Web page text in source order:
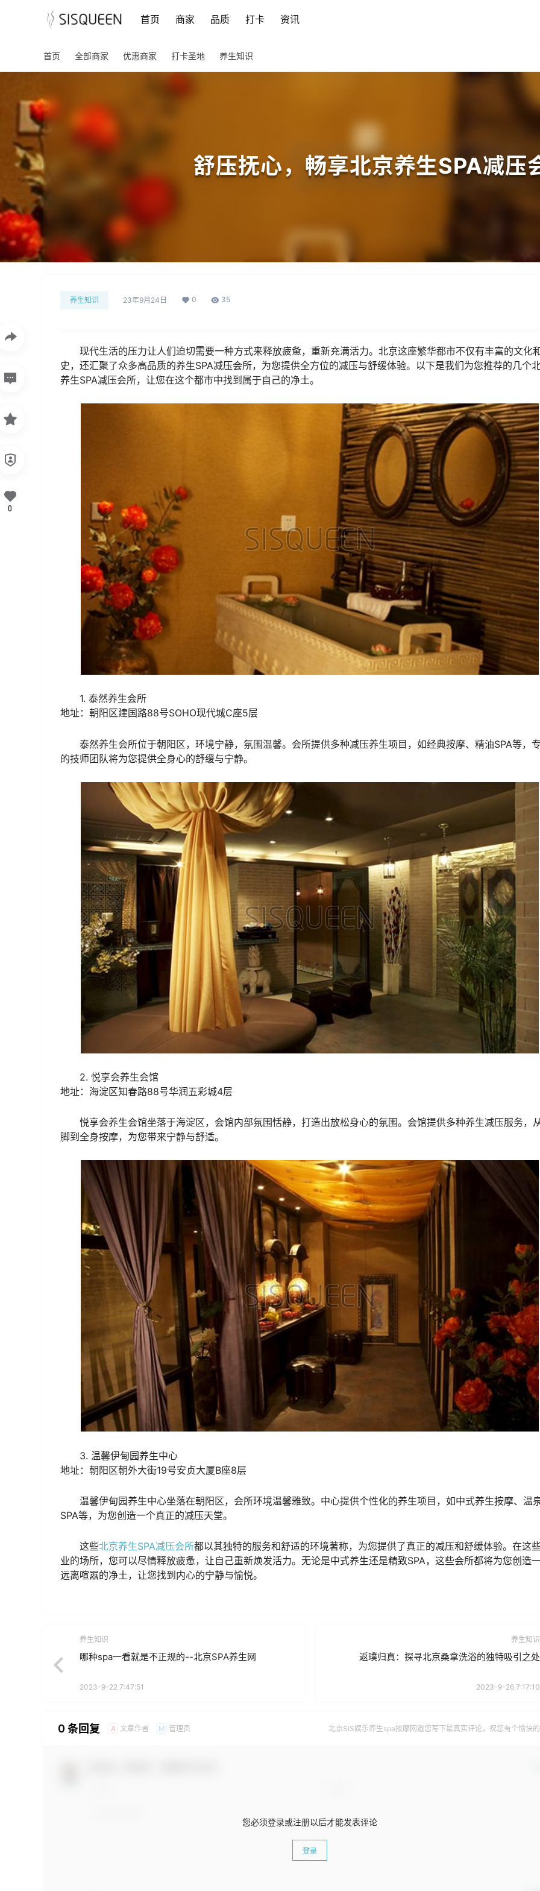
首页 商家 品质 打卡 资讯
首页 全部商家 优惠商家 打卡圣地 养生知识
舒压抚心，畅享北京养生SPA减压
养生知识 23年9月24日 0 35
现代生活的压力让人们迫切需要一种方式来释放疲惫，重新充满活力。北京这座繁华都市不仅有丰富的文化
史，还汇聚了众多高品质的养生SPA减压会所，为您提供全方位的减压与舒缓体验。以下是我们为您推荐的几个
养生SPA减压会所，让您在这个都市中找到属于自己的净土。
1. 泰然养生会所
地址：朝阳区建国路88号SOHO现代城C座5层
泰然养生会所位于朝阳区，环境宁静，氛围温馨。会所提供多种减压养生项目，如经典按摩、精油SPA等，
的技师团队将为您提供全身心的舒缓与宁静。
2. 悦享会养生会馆
地址：海淀区知春路88号华润五彩城4层
悦享会养生会馆坐落于海淀区，会馆内部氛围恬静，打造出放松身心的氛围。会馆提供多种养生减压服务，
脚到全身按摩，为您带来宁静与舒适。
3. 温馨伊甸园养生中心
地址：朝阳区朝外大街19号安贞大厦B座8层
温馨伊甸园养生中心坐落在朝阳区，会所环境温馨雅致。中心提供个性化的养生项目，如中式养生按摩、温
SPA等，为您创造一个真正的减压天堂。
这些北京养生SPA减压会所都以其独特的服务和舒适的环境著称，为您提供了真正的减压和舒缓体验。在这
业的场所，您可以尽情释放疲惫，让自己重新焕发活力。无论是中式养生还是精致SPA，这些会所都将为您创造
远离喧嚣的净土，让您找到内心的宁静与愉悦。
0
养生知识
哪种spa一看就是不正规的--北京SPA养生网
2023-9-22 7:47:51
养生知识
返璞归真：探寻北京桑拿洗浴的独特吸引之处
2023-9-26 7:17:10
0 条回复 A 文章作者 M 管理员 北京SiS娱乐养生spa按摩网邀您写下最真实评论，祝您有个愉快
您必须登录或注册以后才能发表评论
登录